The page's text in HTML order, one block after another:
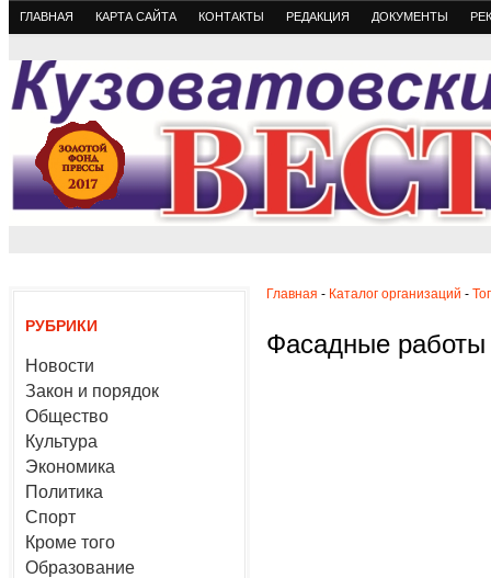
ГЛАВНАЯ КАРТА САЙТА КОНТАКТЫ РЕДАКЦИЯ ДОКУМЕНТЫ
РУБРИКИ
Новости
Закон и порядок
Общество
Культура
Экономика
Политика
Спорт
Кроме того
Образование
Главная - Каталог организаций -
Фасадные работы